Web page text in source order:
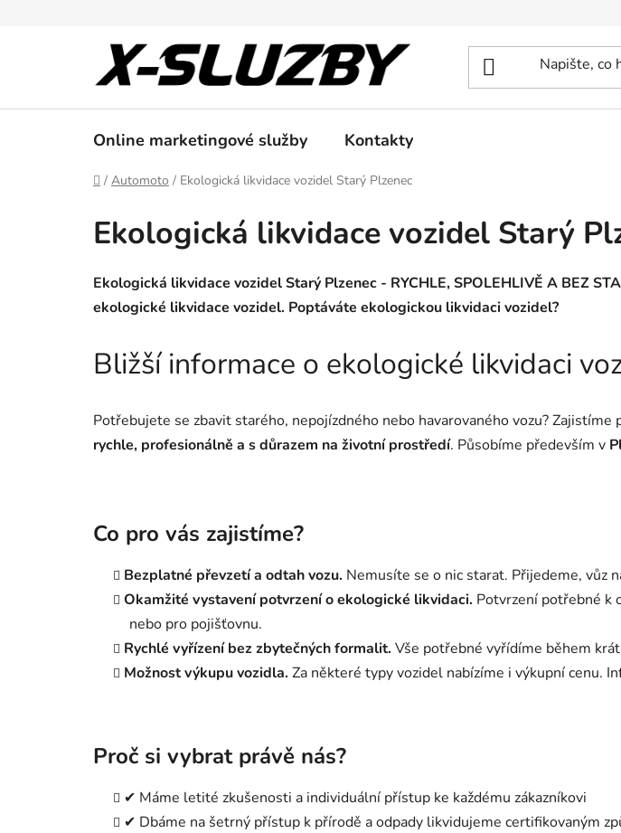
Online marketingové služby Kontakty
Domů
/ Automoto / Ekologická likvidace vozidel Starý Plzenec
Ekologická likvidace vozidel Starý
Ekologická likvidace vozidel Starý Plzenec - RYCHLE, SPOLEHLIVĚ A BEZ
ekologické likvidace vozidel. Poptáváte ekologickou likvidaci vozidel?
Bližší informace o ekologické likvidaci
Potřebujete se zbavit starého, nepojízdného nebo havarovaného vozu? Zajistíme
rychle, profesionálně a s důrazem na životní prostředí. Působíme především v
Co pro vás zajistíme?
Bezplatné převzetí a odtah vozu. Nemusíte se o nic starat. Přijedeme, vůz
Okamžité vystavení potvrzení o ekologické likvidaci. Potvrzení potřebné k
nebo pro pojišťovnu.
Rychlé vyřízení bez zbytečných formalit. Vše potřebné vyřídíme během
Možnost výkupu vozidla. Za některé typy vozidel nabízíme i výkupní cenu.
Proč si vybrat právě nás?
✔ Máme letité zkušenosti a individuální přístup ke každému zákazníkovi
✔ Dbáme na šetrný přístup k přírodě a odpady likvidujeme certifikovaným